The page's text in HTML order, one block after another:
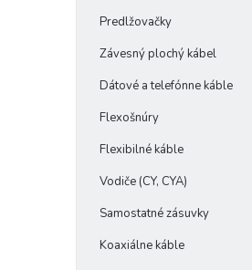
Predlžovačky
Závesný plochý kábel
Dátové a telefónne káble
Flexošnúry
Flexibilné káble
Vodiče (CY, CYA)
Samostatné zásuvky
Koaxiálne káble